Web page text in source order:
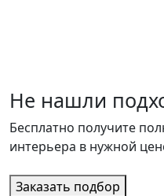
Не нашли
Бесплатно получите
интерьера в нужной
Заказать подбор